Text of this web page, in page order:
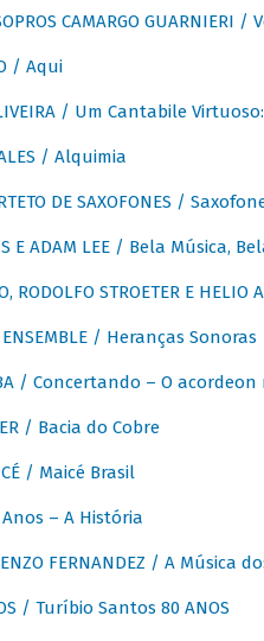
CAMARGO
/ Aqui
/ Um Cantabile
/ Alquimia
DE SAXOFONES /
E ADAM LEE / Bela Música,
RODOLFO STROETER E
ENSEMBLE / Heranças Sonoras
/ Concertando – O
/ Bacia do Cobre
/ Maicé Brasil
Anos – A História
FERNANDEZ / A Música
/ Turíbio Santos 80 ANOS